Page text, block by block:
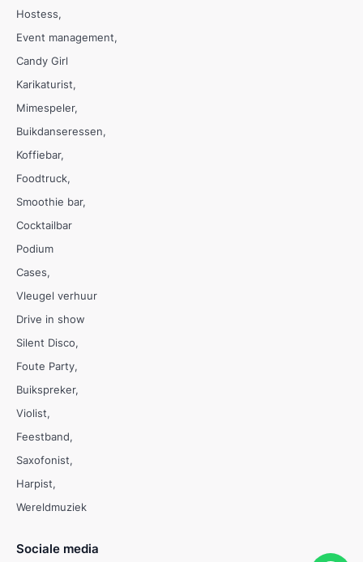
Hostess
Event management
Candy Girl
Karikaturist
Mimespeler
Buikdanseressen
Koffiebar
Foodtruck
Smoothie bar
Cocktailbar
Podium
Cases
Vleugel verhuur
Drive in show
Silent Disco
Foute Party
Buikspreker
Violist
Feestband
Saxofonist
Harpist
Wereldmuziek
Sociale media